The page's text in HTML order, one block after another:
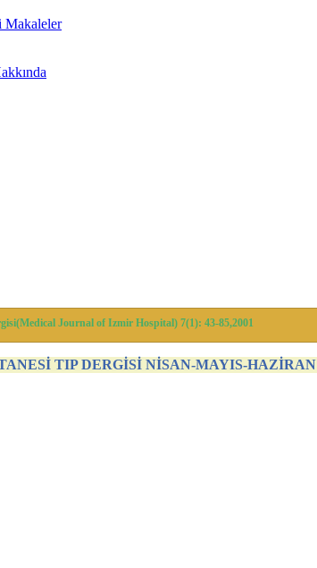
Makaleler
Journal of Izmir Hospital) 7(1): 43-85,2001
TIP DERGİSİ NİSAN-MAYIS-HAZİRAN